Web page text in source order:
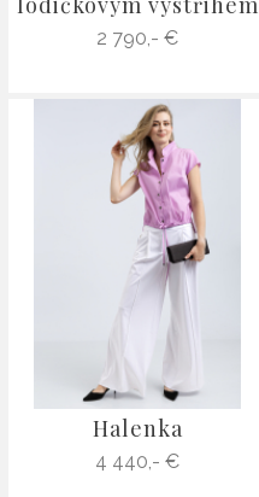
2 790,- €
Halenka
4 440,- €